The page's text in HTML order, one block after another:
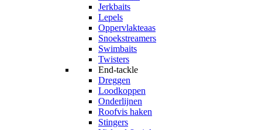
Jerkbaits
Lepels
Oppervlakteaas
Snoekstreamers
Swimbaits
Twisters
End-tackle
Dreggen
Loodkoppen
Onderlijnen
Roofvis haken
Stingers